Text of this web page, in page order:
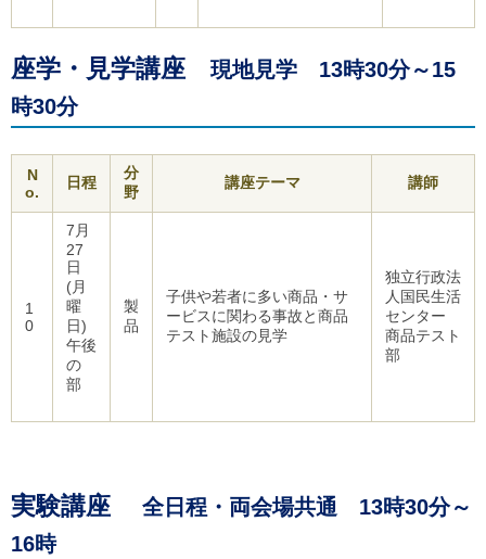
座学・見学講座現地見学 13時30分～15
時30分
N
o.
日程
分
野
講座テーマ 講師
1
0
7月
27
日
(月
曜
日)
午後
の
部
製
品
子供や若者に多い商品・サ
ービスに関わる事故と商品
テスト施設の見学
独立行政法
人国民生活
センター
商品テスト
部
実験講座 全日程・両会場共通 13時30分～
16時